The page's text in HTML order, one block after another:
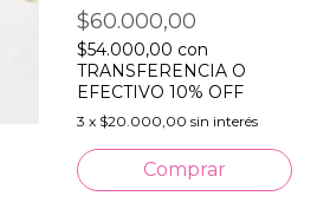
$60.000,00
$54.000,00 con
TRANSFERENCIA O
EFECTIVO 10% OFF
3 x $20.000,00 sin interés
Comprar